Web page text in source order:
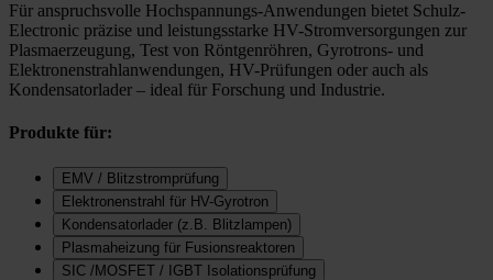
Für anspruchsvolle Hochspannungs-Anwendungen bietet Schulz-
Electronic präzise und leistungsstarke HV-Stromversorgungen zur
Plasmaerzeugung, Test von Röntgenröhren, Gyrotrons- und
Elektronenstrahlanwendungen, HV-Prüfungen oder auch als
Kondensatorlader – ideal für Forschung und Industrie.
Produkte für:
EMV / Blitzstromprüfung
Elektronenstrahl für HV-Gyrotron
Kondensatorlader (z.B. Blitzlampen)
Plasmaheizung für Fusionsreaktoren
SIC /MOSFET / IGBT Isolationsprüfung